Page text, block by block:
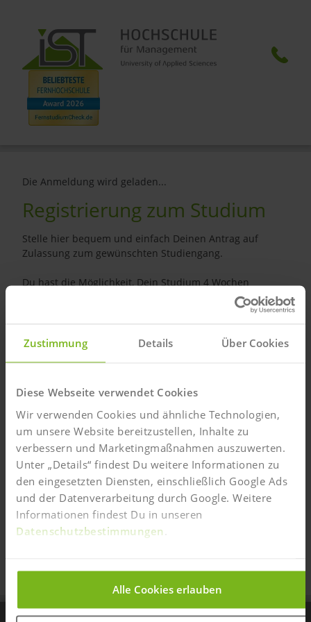
Zustimmung Details Über Cookies
Diese Webseite verwendet Cookies
Wir verwenden Cookies und ähnliche Technologien,
um unsere Website bereitzustellen, Inhalte zu
verbessern und Marketingmaßnahmen auszuwerten.
Unter „Details“ findest Du weitere Informationen zu
den eingesetzten Diensten, einschließlich Google Ads
und der Datenverarbeitung durch Google. Weitere
Informationen findest Du in unseren
Datenschutzbestimmungen
Alle Cookies erlauben
Die Anmeldung wird geladen...
Registrierung zum Studium
Stelle hier bequem und einfach Deinen Antrag auf
Zulassung zum gewünschten Studiengang.
Du hast die Möglichkeit, Dein Studium 4 Wochen
Vertragserklärung bis zu 28 Tage nach Aufnahme Deines
Studiums ohne Angabe von Gründen widerrufen
(Widerrufsbedingungen
).
Ja, ich bin/war bereits IST-Teilnehmer:in und möchte
anmelden.
Vertrag zwischenspeichern
Online-Anmeldung auf diesem Gerät
zwischenspeichern und zu einem anderen
Zeitpunkt fortführen. (Achtung: Angaben zur
Ermäßigung werden nicht gespeichert.)
Anmeldung speichern
klicke einfach auf den entsprechenden Button.